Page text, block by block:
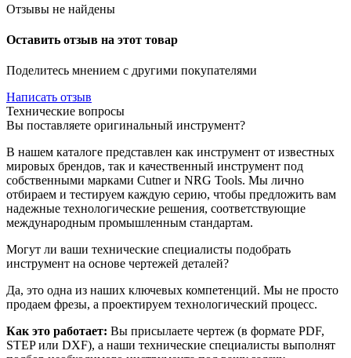
Отзывы не найдены
Оставить отзыв на этот товар
Поделитесь мнением с другими покупателями
Написать отзыв
Технические вопросы
Вы поставляете оригинальный инструмент?
В нашем каталоге представлен как инструмент от известных
мировых брендов, так и качественный инструмент под
собственными марками Cutner и NRG Tools. Мы лично
отбираем и тестируем каждую серию, чтобы предложить вам
надежные технологические решения, соответствующие
международным промышленным стандартам.
Могут ли ваши технические специалисты подобрать
инструмент на основе чертежей деталей?
Да, это одна из наших ключевых компетенций. Мы не просто
продаем фрезы, а проектируем технологический процесс.
Как это работает: Вы присылаете чертеж (в формате PDF,
STEP или DXF), а наши технические специалисты выполнят